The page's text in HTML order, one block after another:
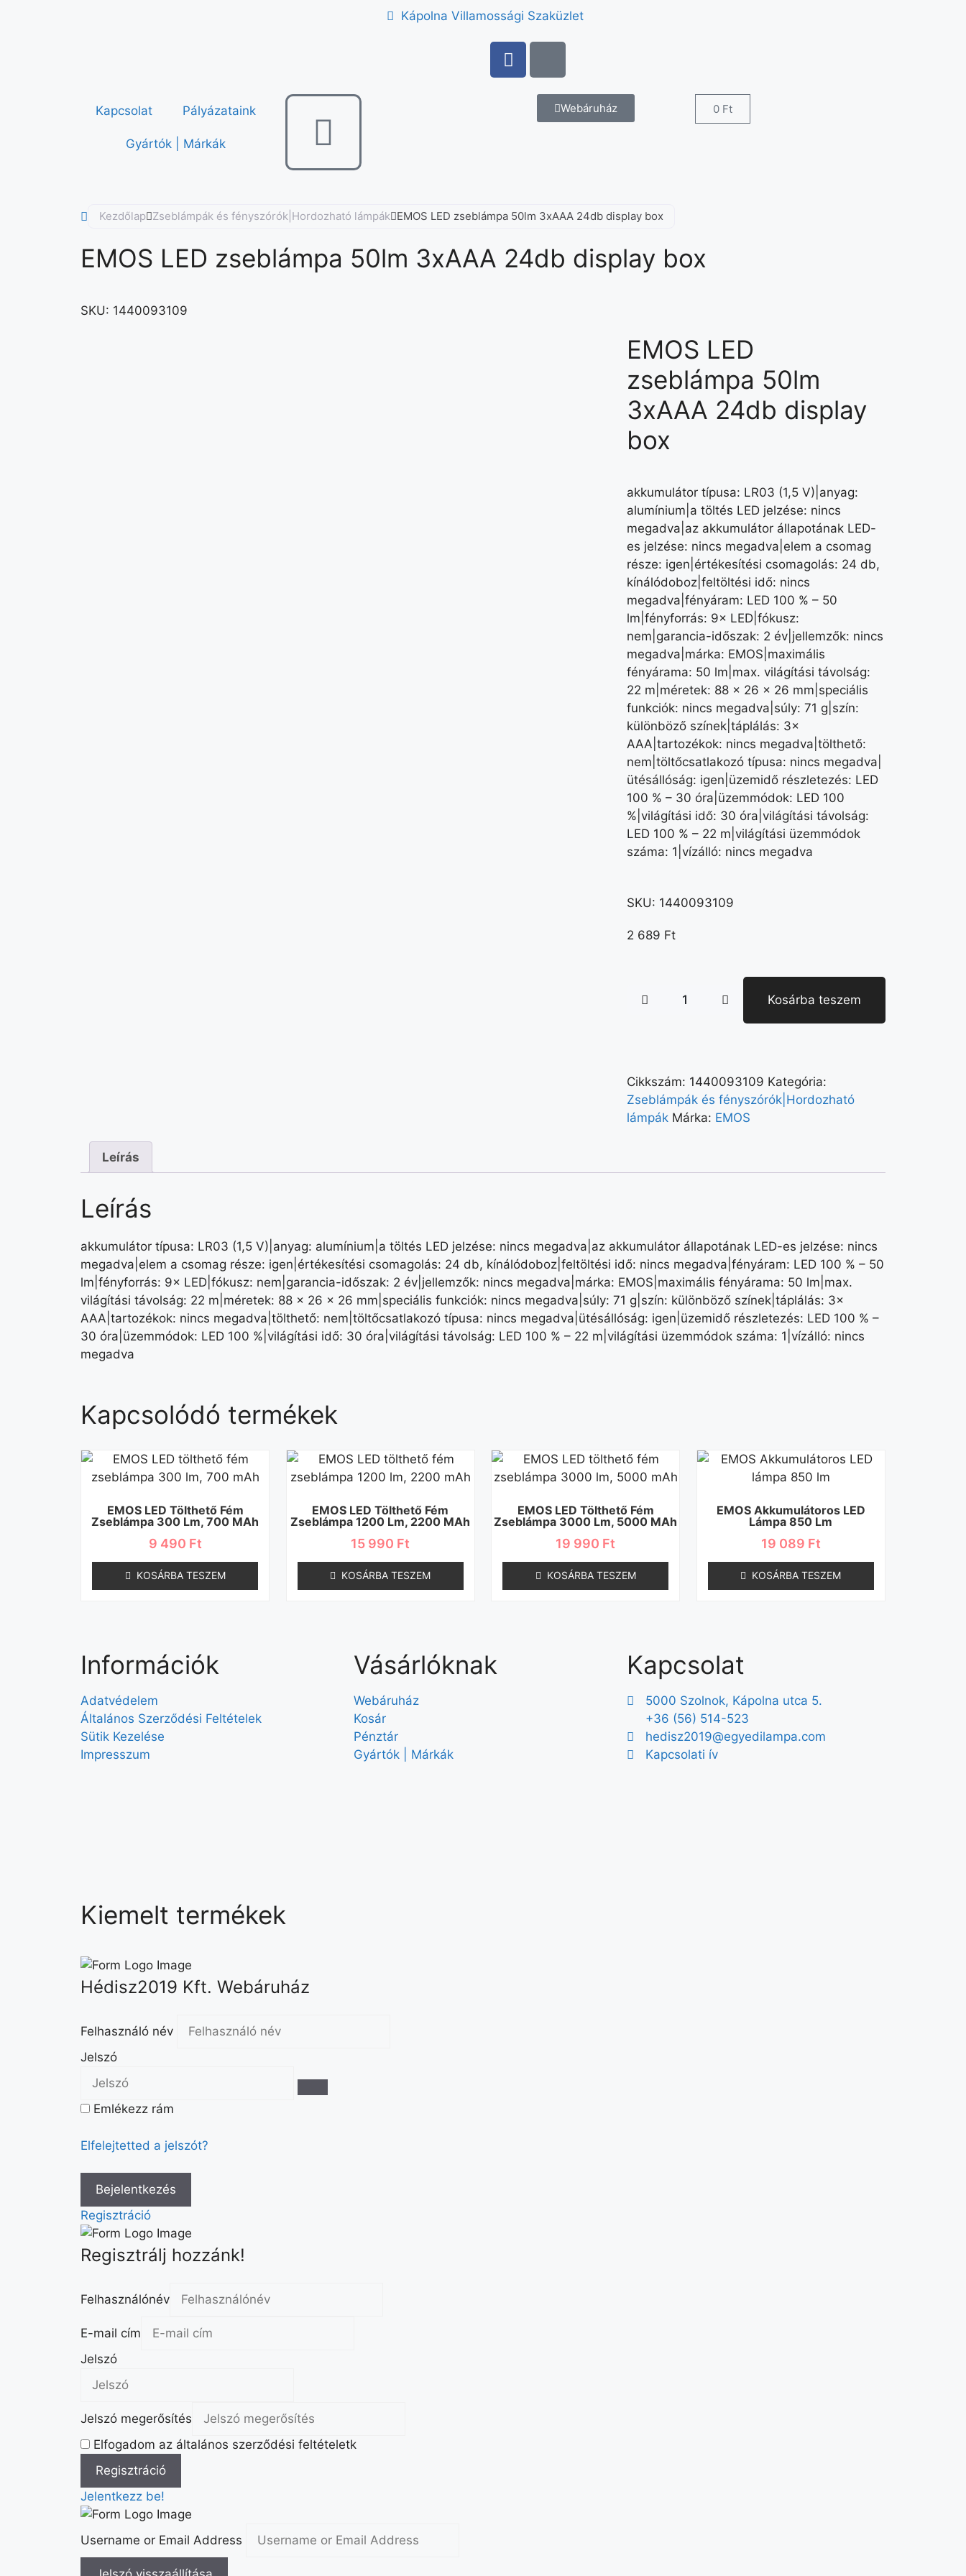
Kápolna Villamossági Szaküzlet
Kapcsolat Pályázataink
Gyártók | Márkák
Webáruház 0 Ft
Kezdőlap Zseblámpák és fényszórók|Hordozható lámpák EMOS LED zseblámpa 50lm 3xAAA 24db display box
EMOS LED zseblámpa 50lm 3xAAA 24db display box
SKU: 1440093109
EMOS LED
zseblámpa 50lm
3xAAA 24db display
box
akkumulátor típusa: LR03 (1,5 V)|anyag:
alumínium|a töltés LED jelzése: nincs
megadva|az akkumulátor állapotának LED-
es jelzése: nincs megadva|elem a csomag
része: igen|értékesítési csomagolás: 24 db,
kínálódoboz|feltöltési idő: nincs
megadva|fényáram: LED 100 % – 50
lm|fényforrás: 9× LED|fókusz:
nem|garancia-időszak: 2 év|jellemzők: nincs
megadva|márka: EMOS|maximális
fényárama: 50 lm|max. világítási távolság:
22 m|méretek: 88 × 26 × 26 mm|speciális
funkciók: nincs megadva|súly: 71 g|szín:
különböző színek|táplálás: 3×
AAA|tartozékok: nincs megadva|tölthető:
nem|töltőcsatlakozó típusa: nincs megadva|
ütésállóság: igen|üzemidő részletezés: LED
100 % – 30 óra|üzemmódok: LED 100
%|világítási idő: 30 óra|világítási távolság:
LED 100 % – 22 m|világítási üzemmódok
száma: 1|vízálló: nincs megadva
SKU: 1440093109
2 689 Ft
Kosárba teszem
Cikkszám: 1440093109 Kategória:
Zseblámpák és fényszórók|Hordozható
lámpák Márka: EMOS
Leírás
Leírás
akkumulátor típusa: LR03 (1,5 V)|anyag: alumínium|a töltés LED jelzése: nincs megadva|az akkumulátor állapotának LED-es jelzése: nincs
megadva|elem a csomag része: igen|értékesítési csomagolás: 24 db, kínálódoboz|feltöltési idő: nincs megadva|fényáram: LED 100 % – 50
lm|fényforrás: 9× LED|fókusz: nem|garancia-időszak: 2 év|jellemzők: nincs megadva|márka: EMOS|maximális fényárama: 50 lm|max.
világítási távolság: 22 m|méretek: 88 × 26 × 26 mm|speciális funkciók: nincs megadva|súly: 71 g|szín: különböző színek|táplálás: 3×
AAA|tartozékok: nincs megadva|tölthető: nem|töltőcsatlakozó típusa: nincs megadva|ütésállóság: igen|üzemidő részletezés: LED 100 % –
30 óra|üzemmódok: LED 100 %|világítási idő: 30 óra|világítási távolság: LED 100 % – 22 m|világítási üzemmódok száma: 1|vízálló: nincs
megadva
Kapcsolódó termékek
EMOS LED Tölthető Fém
Zseblámpa 300 Lm, 700 MAh
9 490 Ft
KOSÁRBA TESZEM
EMOS LED Tölthető Fém
Zseblámpa 1200 Lm, 2200 MAh
15 990 Ft
KOSÁRBA TESZEM
EMOS LED Tölthető Fém
Zseblámpa 3000 Lm, 5000 MAh
19 990 Ft
KOSÁRBA TESZEM
EMOS Akkumulátoros LED
Lámpa 850 Lm
19 089 Ft
KOSÁRBA TESZEM
Információk
Adatvédelem
Általános Szerződési Feltételek
Sütik Kezelése
Impresszum
Vásárlóknak
Webáruház
Kosár
Pénztár
Gyártók | Márkák
Kapcsolat
5000 Szolnok, Kápolna utca 5.
+36 (56) 514-523
hedisz2019@egyedilampa.com
Kapcsolati ív
Kiemelt termékek
Hédisz2019 Kft. Webáruház
Felhasználó név
Jelszó
Emlékezz rám
Elfelejtetted a jelszót?
Regisztráció
Regisztrálj hozzánk!
Felhasználónév
E-mail cím
Jelszó
Jelszó megerősítés
Elfogadom az általános szerződési feltételetk
Jelentkezz be!
Username or Email Address